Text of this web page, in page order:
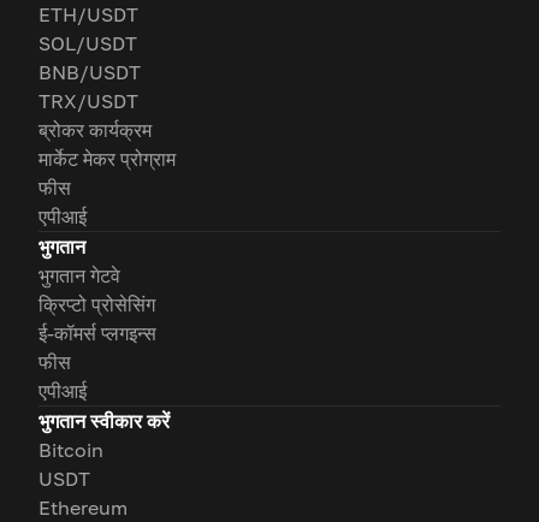
ETH/USDT
SOL/USDT
BNB/USDT
TRX/USDT
ब्रोकर कार्यक्रम
मार्केट मेकर प्रोग्राम
फीस
एपीआई
भुगतान
भुगतान गेटवे
क्रिप्टो प्रोसेसिंग
ई-कॉमर्स प्लगइन्स
फीस
एपीआई
भुगतान स्वीकार करें
Bitcoin
USDT
Ethereum